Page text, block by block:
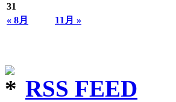
« 8月 11月 »
31
RSS FEED